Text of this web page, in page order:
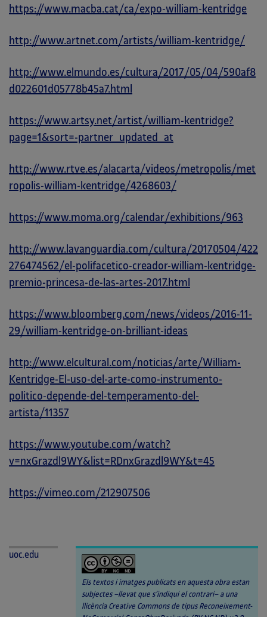
https://www.macba.cat/ca/expo-william-kentridge
http://www.artnet.com/artists/william-kentridge/
http://www.elmundo.es/cultura/2017/05/04/590af8
d022601d05778b45a7.html
https://www.artsy.net/artist/william-kentridge?
page=1&sort=-partner_updated_at
http://www.rtve.es/alacarta/videos/metropolis/met
ropolis-william-kentridge/4268603/
https://www.moma.org/calendar/exhibitions/963
http://www.lavanguardia.com/cultura/20170504/422
276474562/el-polifacetico-creador-william-kentridge-
premio-princesa-de-las-artes-2017.html
https://www.bloomberg.com/news/videos/2016-11-
29/william-kentridge-on-brilliant-ideas
http://www.elcultural.com/noticias/arte/William-
Kentridge-El-uso-del-arte-como-instrumento-
politico-depende-del-temperamento-del-
artista/11357
https://www.youtube.com/watch?
v=nxGrazdl9WY&list=RDnxGrazdl9WY&t=45
https://vimeo.com/212907506
uoc.edu
Els textos i imatges publicats en aquesta obra estan
subjectes –llevat que s’indiqui el contrari– a una
llicència Creative Commons de tipus Reconeixement-